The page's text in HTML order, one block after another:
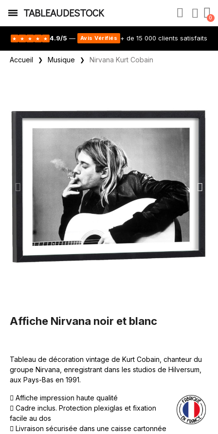
TABLEAUDESTOCK
★ ★ ★ ★ ★ 4.9/5 — Avis Vérifiés + de 15 000 clients satisfaits
Accueil Musique Nirvana Kurt Cobain
Affiche Nirvana noir et blanc
Tableau de décoration vintage de Kurt Cobain, chanteur du
groupe Nirvana, enregistrant dans les studios de Hilversum,
aux Pays-Bas en 1991.
Affiche impression haute qualité
Cadre inclus. Protection plexiglas et fixation
facile au dos
Livraison sécurisée dans une caisse cartonnée